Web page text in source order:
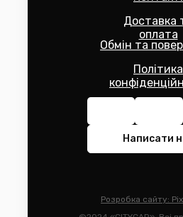
Політика
Обмін та
Написати
Розробка сайту:
Доставка
оплата